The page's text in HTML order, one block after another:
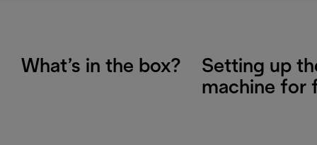
What’s in the box?
Setting up
machine for